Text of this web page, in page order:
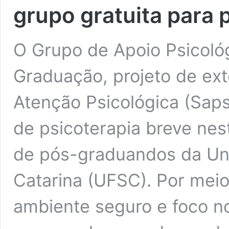
grupo gratuita para
O Grupo de Apoio
Graduação, projeto de
Atenção Psicológica
de psicoterapia breve
de pós-graduandos da
Catarina (UFSC). Por
ambiente seguro e foco